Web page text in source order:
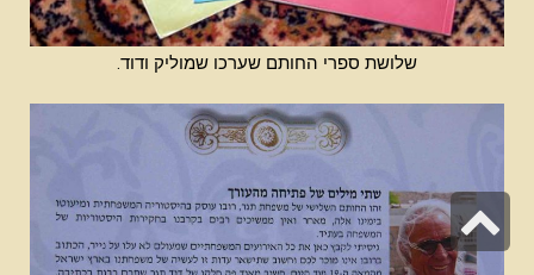
שלושת ספרי החותם שערכו שמוליק ודוד.
גלילה
לראש